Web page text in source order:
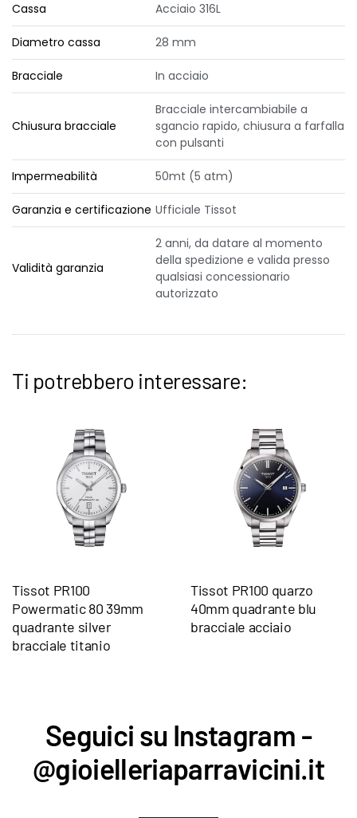
Cassa Acciaio 316L
Diametro cassa 28 mm
Bracciale In acciaio
Chiusura bracciale
Bracciale intercambiabile a
sgancio rapido, chiusura a farfalla
con pulsanti
Impermeabilità 50mt (5 atm)
Garanzia e certificazione Ufficiale Tissot
Validità garanzia
2 anni, da datare al momento
della spedizione e valida presso
qualsiasi concessionario
autorizzato
Ti potrebbero interessare:
Tissot PR100
Powermatic 80 39mm
quadrante silver
bracciale titanio
Tissot PR100 quarzo
40mm quadrante blu
bracciale acciaio
Seguici su Instagram -
@gioielleriaparravicini.it